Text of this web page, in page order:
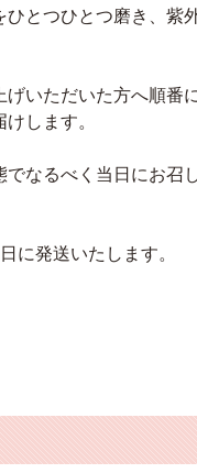
とつひとつ磨き、紫
いただいた方へ順番
します。
なるべく当日にお召
に発送いたします。